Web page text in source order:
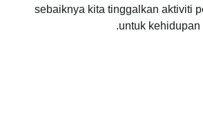
sebaiknya kita tinggalkan aktiviti
untuk kehidupan